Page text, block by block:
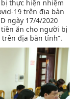
thực hiện nhiệm
19 trên địa bàn
ngày 17/4/2020
ăn cho người bị
địa bàn tỉnh”.